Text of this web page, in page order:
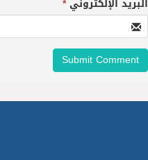
البريد الإلكتروني*